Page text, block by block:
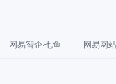
网易智企·七鱼 网易网